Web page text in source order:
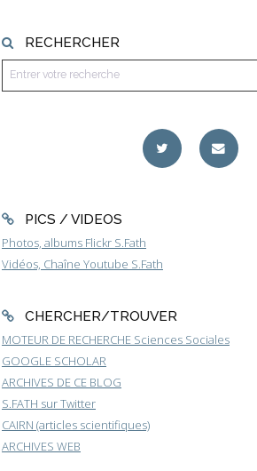
RECHERCHER
PICS / VIDEOS
Photos, albums Flickr S.Fath
Vidéos, Chaîne Youtube S.Fath
CHERCHER/TROUVER
MOTEUR DE RECHERCHE Sciences Sociales
GOOGLE SCHOLAR
ARCHIVES DE CE BLOG
S.FATH sur Twitter
CAIRN (articles scientifiques)
ARCHIVES WEB